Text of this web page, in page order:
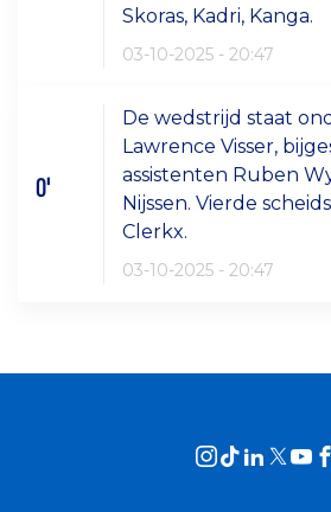
Skoras, Kadri, Kanga.
03-10-2025 - 20:47
0'
De wedstrijd staat
Lawrence Visser,
assistenten Ruben
Nijssen. Vierde
Clerkx.
03-10-2025 - 20:47